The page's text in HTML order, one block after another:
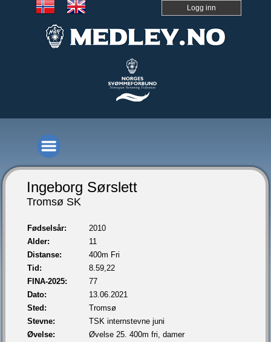
Logg inn
Ingeborg Sørslett
Tromsø SK
Fødselsår:
2010
Alder:
11
Distanse:
400m Fri
Tid:
8.59,22
FINA-2025:
77
Dato:
13.06.2021
Sted:
Tromsø
Stevne:
TSK internstevne juni
Øvelse:
Øvelse 25. 400m fri, damer